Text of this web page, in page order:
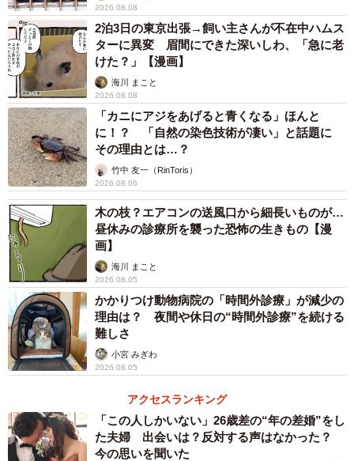
3/11
しっぽもズラリ 写真提供：日本モンキーセンター
――画像を撮影された時の状況は？
阿野：雨まじりの曇りで、一日通して肌寒かったです。お
昼前にヒーターをつけると、「まってました！」という感
じで、すぐに暖をとっていました。
2026.08.08
2泊3日の東京出張→飼い主さんが不在中ハムス
ターに異変 眉間にできた深いしわ、「急に老
けた？」【漫画】
海川 まこと
2026.08.08
「カニにアジをあげると青くなる」ほんと
に！？ 「自然の染色技術が凄い」と話題に
その理由とは…？
竹中 友一（RinToris）
2026.08.06
木の枝？エアコンの送風口から細長いものが…
昼休みの診療所を襲った恐怖の生きもの【漫
画】
海川 まこと
2026.08.05
かかりつけ動物病院の「時間外診療」が減少の
理由は？ 夜間や休日の“時間外診療”を続ける
難しさ
小宮 みぎわ
2026.08.05
アクセスランキング
「この人しかいない」26歳差の“年の差婚”をし
た夫婦 出会いは？反対する声はなかった？
今の思いを聞いた